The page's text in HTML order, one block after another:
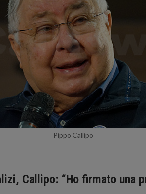
Pippo Callipo
Callipo: “Ho firmato una